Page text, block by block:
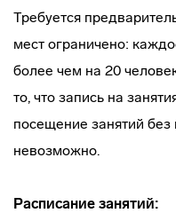
Требуется
мест ограничено:
более чем на 20
то, что запись на
посещение занятий без
невозможно.
Расписание занятий: